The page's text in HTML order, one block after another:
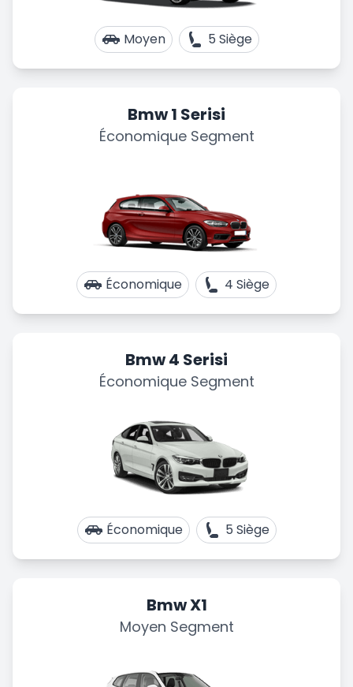
Moyen 5 Siège
Bmw 1 Serisi
Économique Segment
Économique 4 Siège
Bmw 4 Serisi
Économique Segment
Économique 5 Siège
Bmw X1
Moyen Segment